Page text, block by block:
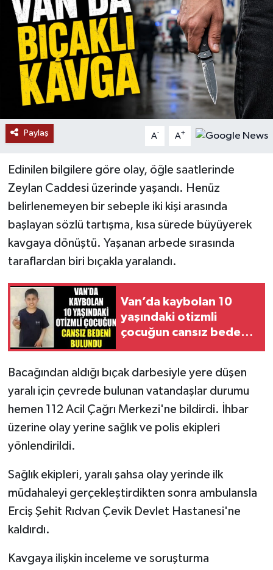
Paylaş A- A+
Edinilen bilgilere göre olay, öğle saatlerinde
Zeylan Caddesi üzerinde yaşandı. Henüz
belirlenemeyen bir sebeple iki kişi arasında
başlayan sözlü tartışma, kısa sürede büyüyerek
kavgaya dönüştü. Yaşanan arbede sırasında
taraflardan biri bıçakla yaralandı.
Van’da kaybolan 10
yaşındaki otizmli
çocuğun cansız bedeni
Bacağından aldığı bıçak darbesiyle yere düşen
yaralı için çevrede bulunan vatandaşlar durumu
hemen 112 Acil Çağrı Merkezi'ne bildirdi. İhbar
üzerine olay yerine sağlık ve polis ekipleri
yönlendirildi.
Sağlık ekipleri, yaralı şahsa olay yerinde ilk
müdahaleyi gerçekleştirdikten sonra ambulansla
Erciş Şehit Rıdvan Çevik Devlet Hastanesi'ne
kaldırdı.
Kavgaya ilişkin inceleme ve soruşturma